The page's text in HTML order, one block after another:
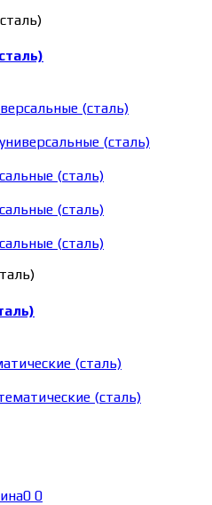
(сталь)
(сталь)
(сталь)
(сталь)
(сталь)
(сталь)
(сталь)
0 0